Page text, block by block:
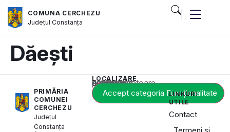
COMUNA CERCHEZU
JudețulConstanța
Dăești
PRIMĂRIA
COMUNEI
CERCHEZU
Județul
Constanța
LOCALIZARE
Acest conținut este blocat până când acceptați categoria corespunzătoare de cookie-uri.
Accept categoria Funcționalitate
LINKURI
UTILE
Contact